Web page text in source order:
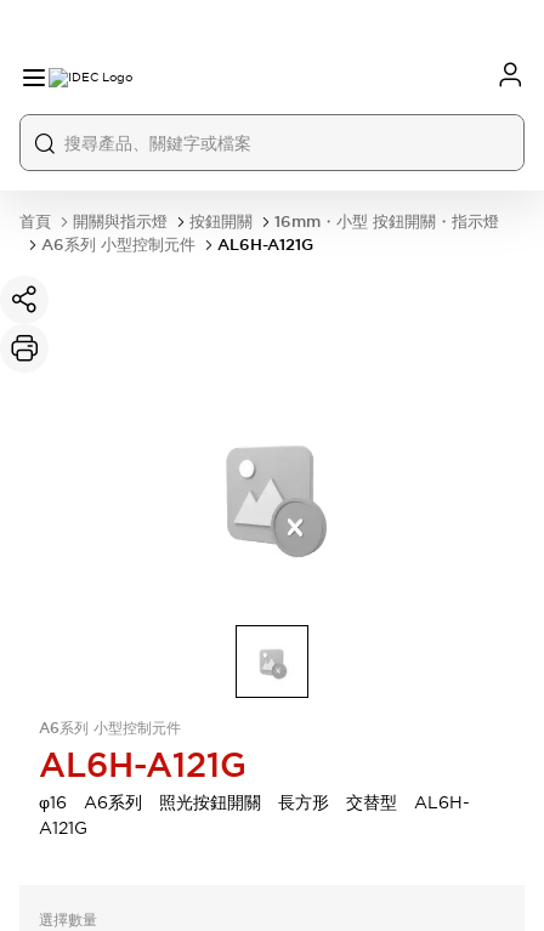
首頁 開關與指示燈 按鈕開關
16mm・小型 按鈕開關・指示燈
A6系列 小型控制元件
AL6H-A121G
A6系列 小型控制元件
AL6H-A121G
φ16 A6系列 照光按鈕開關 長方形 交替型 AL6H-
A121G
選擇數量